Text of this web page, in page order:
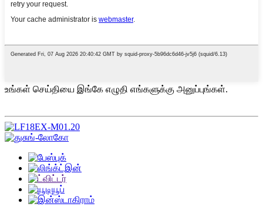
உங்கள் செய்தியை இங்கே எழுதி எங்களுக்கு அனுப்புங்கள்.